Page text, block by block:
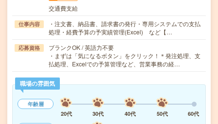
交通費支給
仕事内容
・注文書、納品書、請求書の発行・専用システムでの支払
処理・経費予算の予実績管理(Excel) など【…
応募資格
ブランクOK / 英語力不要
・まずは「気になるボタン」をクリック！＊発注処理、支
払処理、Excelでの予算管理など、営業事務の経…
職場の雰囲気
年齢層
20代
30代 40代 50代
60代